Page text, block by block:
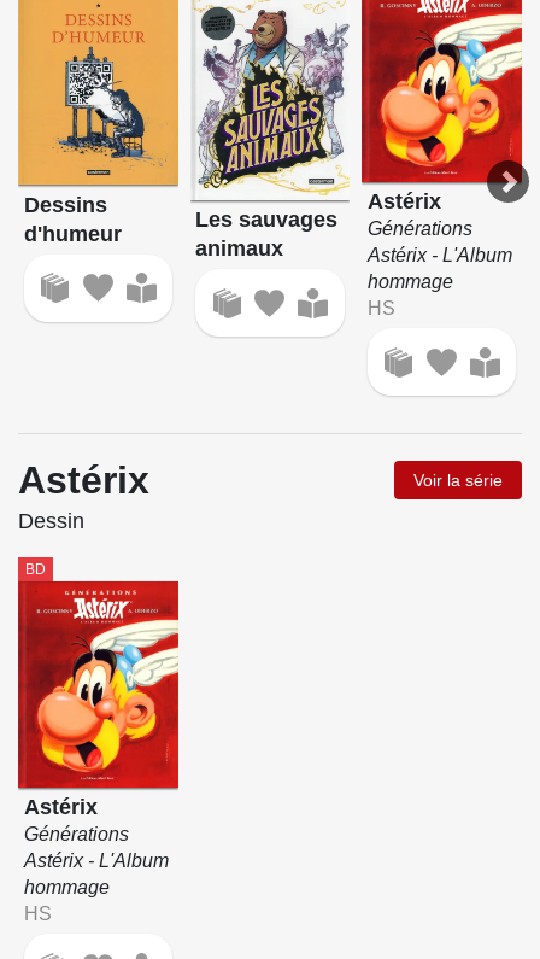
Dessins
d'humeur
Les sauvages
animaux
Astérix
Générations
Astérix - L'Album
hommage
HS
Astérix Voir la série
Dessin
BD
Astérix
Générations
Astérix - L'Album
hommage
HS